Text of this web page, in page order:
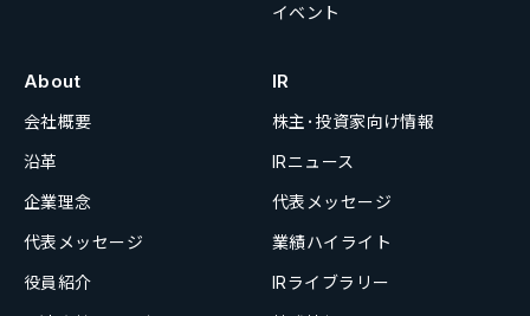
イベント
About
会社概要
沿革
企業理念
代表メッセージ
役員紹介
IR
株主･投資家向け情報
IRニュース
代表メッセージ
業績ハイライト
IRライブラリー